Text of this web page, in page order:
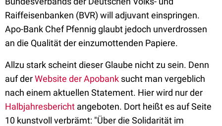
Raiffeisenbanken (BVR) will adjuvant einspringen.
Apo-Bank Chef Pfennig glaubt jedoch unverdrossen
an die Qualität der einzumottenden Papiere.
Allzu stark scheint dieser Glaube nicht zu sein. Denn
auf derWebsite der Apobank sucht man vergeblich
nach einem aktuellen Statement. Hier wird nur der
Halbjahresbericht angeboten. Dort heißt es auf Seite
10 kunstvoll verbrämt: "Über die Solidarität im